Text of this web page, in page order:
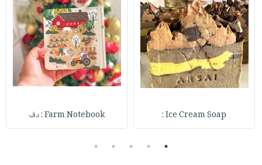
Ice Cream Soap : Farm Notebook : دف
1
2
3
4
5